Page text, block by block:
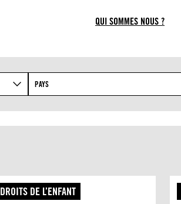
QUI SOMMES NOUS ?
PAYS
DROITS DE L’ENFANT